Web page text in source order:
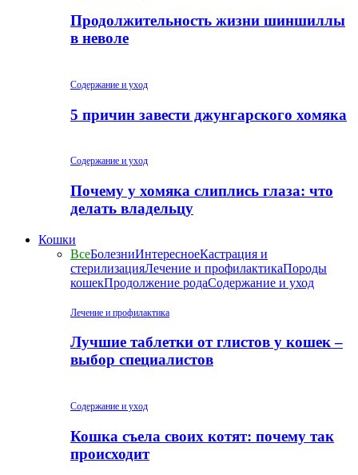
Продолжительность жизни шиншиллы
в неволе
Содержание и уход
5 причин завести джунгарского хомяка
Содержание и уход
Почему у хомяка слиплись глаза: что
делать владельцу
Кошки
ВсеБолезниИнтересноеКастрация и
стерилизацияЛечение и профилактикаПороды
кошекПродолжение родаСодержание и уход
Лечение и профилактика
Лучшие таблетки от глистов у кошек –
выбор специалистов
Содержание и уход
Кошка съела своих котят: почему так
происходит